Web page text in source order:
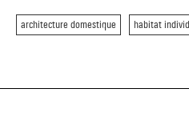
architecture domestique habitat